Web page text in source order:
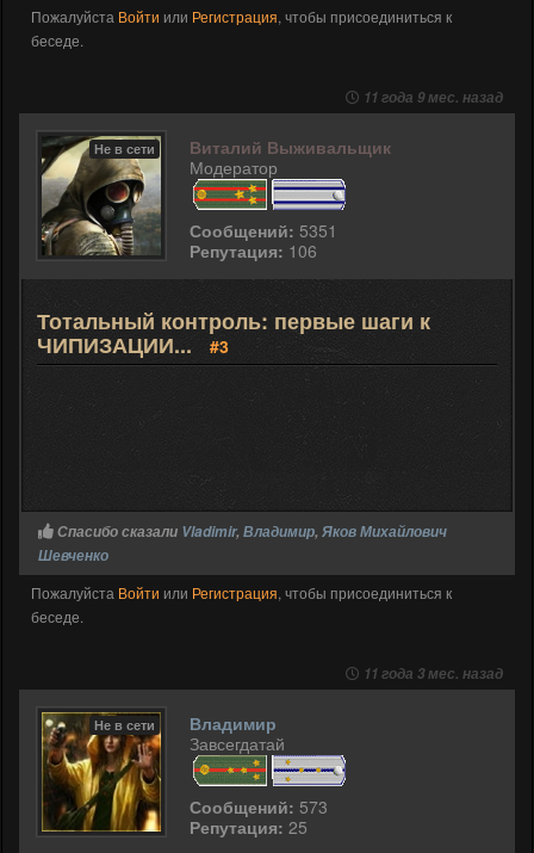
Пожалуйста Войти или Регистрация, чтобы присоединиться к
беседе.
11 года 9 мес. назад
Не в сети
Виталий Выживальщик
Модератор
Сообщений: 5351
Репутация: 106
Тотальный контроль: первые шаги к
ЧИПИЗАЦИИ... #3
Спасибо сказали Vladimir, Владимир, Яков Михайлович
Шевченко
Пожалуйста Войти или Регистрация, чтобы присоединиться к
беседе.
11 года 3 мес. назад
Не в сети
Владимир
Завсегдатай
Сообщений: 573
Репутация: 25